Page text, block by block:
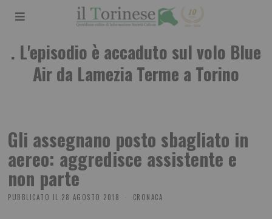
. L'episodio è accaduto sul volo Blue
Air da Lamezia Terme a Torino
Gli assegnano posto sbagliato in
aereo: aggredisce assistente e
non parte
PUBBLICATO IL 28 AGOSTO 2018 CRONACA